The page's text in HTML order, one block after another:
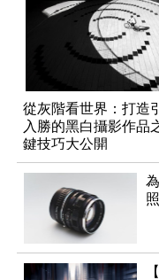
從灰階看世界：打造
入勝的黑白攝影作品
鍵技巧大公開